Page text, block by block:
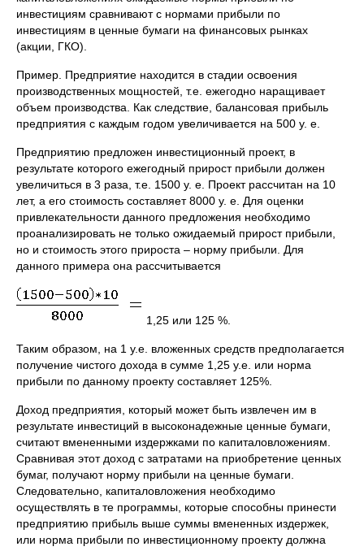
инвестициям сравнивают с нормами прибыли по
инвестициям в ценные бумаги на финансовых рынках
(акции, ГКО).
Пример. Предприятие находится в стадии освоения
производственных мощностей, т.е. ежегодно наращивает
объем производства. Как следствие, балансовая прибыль
предприятия с каждым годом увеличивается на 500 у. е.
Предприятию предложен инвестиционный проект, в
результате которого ежегодный прирост прибыли должен
увеличиться в 3 раза, т.е. 1500 у. е. Проект рассчитан на 10
лет, а его стоимость составляет 8000 у. е. Для оценки
привлекательности данного предложения необходимо
проанализировать не только ожидаемый прирост прибыли,
но и стоимость этого прироста – норму прибыли. Для
данного примера она рассчитывается
1,25 или 125 %.
Таким образом, на 1 у.е. вложенных средств предполагается
получение чистого дохода в сумме 1,25 у.е. или норма
прибыли по данному проекту составляет 125%.
Доход предприятия, который может быть извлечен им в
результате инвестиций в высоконадежные ценные бумаги,
считают вмененными издержками по капиталовложениям.
Сравнивая этот доход с затратами на приобретение ценных
бумаг, получают норму прибыли на ценные бумаги.
Следовательно, капиталовложения необходимо
осуществлять в те программы, которые способны принести
предприятию прибыль выше суммы вмененных издержек,
или норма прибыли по инвестиционному проекту должна